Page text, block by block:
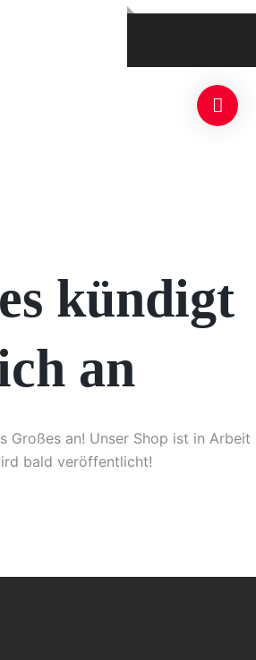
kündigt
an
Großes an! Unser Shop ist in Arbeit
bald veröffentlicht!